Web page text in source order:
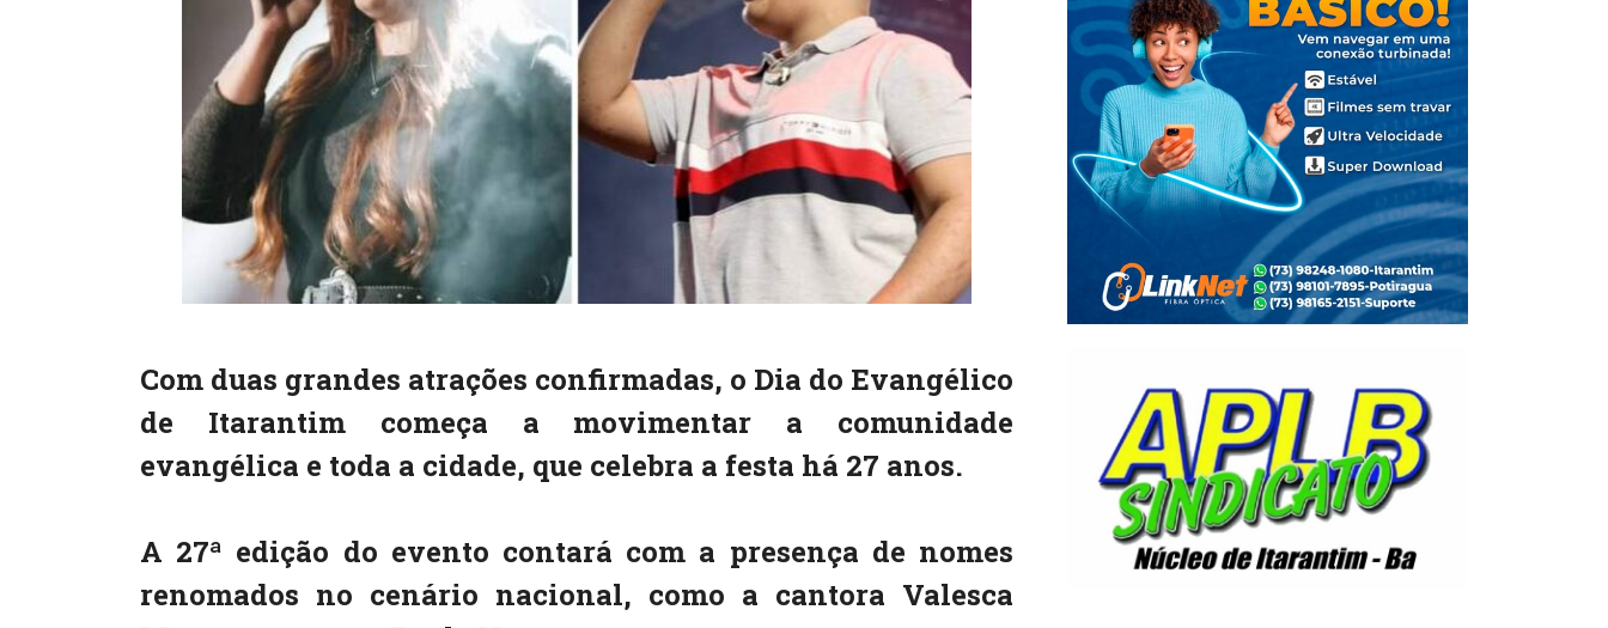
Com duas grandes atrações confirmadas, o Dia do Evangélico
de Itarantim começa a movimentar a comunidade
evangélica e toda a cidade, que celebra a festa há 27 anos.
A 27ª edição do evento contará com a presença de nomes
renomados no cenário nacional, como a cantora Valesca